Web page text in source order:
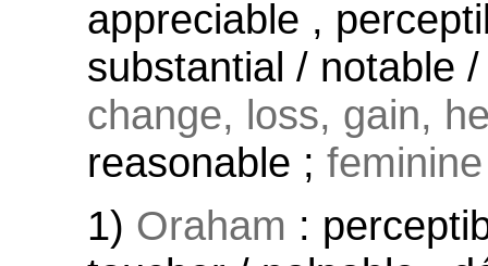
appreciable ,
substantial / notable
change, loss, gain,
reasonable ;
1) Oraham :